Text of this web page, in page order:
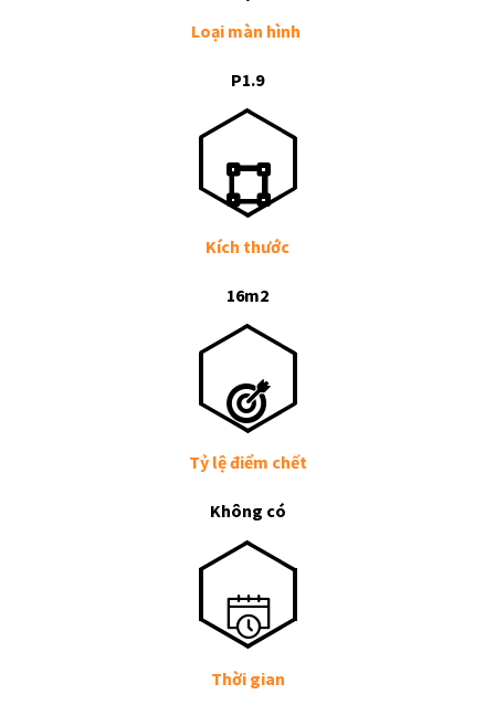
Loại màn hình
P1.9
Kích thước
16m2
Tỷ lệ điểm chết
Không có
Thời gian